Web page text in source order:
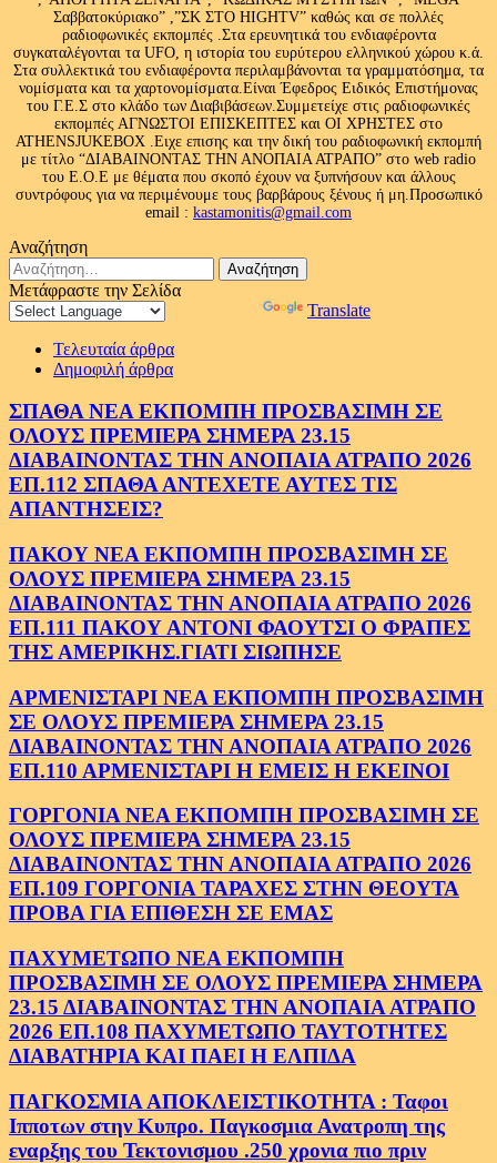
Σαββατοκύριακο” ,”ΣΚ ΣΤΟ HIGHTV” καθώς και σε πολλές
ραδιοφωνικές εκπομπές .Στα ερευνητικά του ενδιαφέροντα
συγκαταλέγονται τα UFO, η ιστορία του ευρύτερου ελληνικού χώρου κ.ά.
Στα συλλεκτικά του ενδιαφέροντα περιλαμβάνονται τα γραμματόσημα, τα
νομίσματα και τα χαρτονομίσματα.Είναι Έφεδρος Ειδικός Επιστήμονας
του Γ.Ε.Σ στο κλάδο των Διαβιβάσεων.Συμμετείχε στις ραδιοφωνικές
εκπομπές ΑΓΝΩΣΤΟΙ ΕΠΙΣΚΕΠΤΕΣ και ΟΙ ΧΡΗΣΤΕΣ στο
ATHENSJUKEBOX .Ειχε επισης και την δική του ραδιοφωνική εκπομπή
με τίτλο “ΔΙΑΒΑΙΝΟΝΤΑΣ ΤΗΝ ΑΝΟΠΑΙΑ ΑΤΡΑΠΟ” στο web radio
του Ε.Ο.Ε με θέματα που σκοπό έχουν να ξυπνήσουν και άλλους
συντρόφους για να περιμένουμε τους βαρβάρους ξένους ή μη.Προσωπικό
email : kastamonitis@gmail.com
Αναζήτηση
Αναζήτηση
για:
Μετάφραστε την Σελίδα
Translate
Τελευταία άρθρα
Δημοφιλή άρθρα
ΣΠΑΘΑ ΝΕΑ ΕΚΠΟΜΠΗ ΠΡΟΣΒΑΣΙΜΗ ΣΕ
ΟΛΟΥΣ ΠΡΕΜΙΕΡΑ ΣΗΜΕΡΑ 23.15
ΔΙΑΒΑΙΝΟΝΤΑΣ ΤΗΝ ΑΝΟΠΑΙΑ ΑΤΡΑΠΟ 2026
ΕΠ.112 ΣΠΑΘΑ ΑΝΤΕΧΕΤΕ ΑΥΤΕΣ ΤΙΣ
ΑΠΑΝΤΗΣΕΙΣ?
ΠΑΚΟΥ ΝΕΑ ΕΚΠΟΜΠΗ ΠΡΟΣΒΑΣΙΜΗ ΣΕ
ΟΛΟΥΣ ΠΡΕΜΙΕΡΑ ΣΗΜΕΡΑ 23.15
ΔΙΑΒΑΙΝΟΝΤΑΣ ΤΗΝ ΑΝΟΠΑΙΑ ΑΤΡΑΠΟ 2026
ΕΠ.111 ΠΑΚΟΥ ΑΝΤΟΝΙ ΦΑΟΥΤΣΙ Ο ΦΡΑΠΕΣ
ΤΗΣ ΑΜΕΡΙΚΗΣ.ΓΙΑΤΙ ΣΙΩΠΗΣΕ
ΑΡΜΕΝΙΣΤΑΡΙ ΝΕΑ ΕΚΠΟΜΠΗ ΠΡΟΣΒΑΣΙΜΗ
ΣΕ ΟΛΟΥΣ ΠΡΕΜΙΕΡΑ ΣΗΜΕΡΑ 23.15
ΔΙΑΒΑΙΝΟΝΤΑΣ ΤΗΝ ΑΝΟΠΑΙΑ ΑΤΡΑΠΟ 2026
ΕΠ.110 ΑΡΜΕΝΙΣΤΑΡΙ Η ΕΜΕΙΣ Η ΕΚΕΙΝΟΙ
ΓΟΡΓΟΝΙΑ ΝΕΑ ΕΚΠΟΜΠΗ ΠΡΟΣΒΑΣΙΜΗ ΣΕ
ΟΛΟΥΣ ΠΡΕΜΙΕΡΑ ΣΗΜΕΡΑ 23.15
ΔΙΑΒΑΙΝΟΝΤΑΣ ΤΗΝ ΑΝΟΠΑΙΑ ΑΤΡΑΠΟ 2026
ΕΠ.109 ΓΟΡΓΟΝΙΑ ΤΑΡΑΧΕΣ ΣΤΗΝ ΘΕΟΥΤΑ
ΠΡΟΒΑ ΓΙΑ ΕΠΙΘΕΣΗ ΣΕ ΕΜΑΣ
ΠΑΧΥΜΕΤΩΠΟ ΝΕΑ ΕΚΠΟΜΠΗ
ΠΡΟΣΒΑΣΙΜΗ ΣΕ ΟΛΟΥΣ ΠΡΕΜΙΕΡΑ ΣΗΜΕΡΑ
23.15 ΔΙΑΒΑΙΝΟΝΤΑΣ ΤΗΝ ΑΝΟΠΑΙΑ ΑΤΡΑΠΟ
2026 ΕΠ.108 ΠΑΧΥΜΕΤΩΠΟ ΤΑΥΤΟΤΗΤΕΣ
ΔΙΑΒΑΤΗΡΙΑ ΚΑΙ ΠΑΕΙ Η ΕΛΠΙΔΑ
ΠΑΓΚΟΣΜΙΑ ΑΠΟΚΛΕΙΣΤΙΚΟΤΗΤΑ : Ταφοι
Ιπποτων στην Κυπρο. Παγκοσμια Ανατροπη της
εναρξης του Τεκτονισμου .250 χρονια πιο πριν